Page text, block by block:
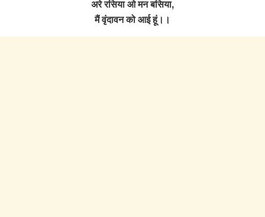
अरे रसिया ओ मन बसिया,
मैं वृंदावन को आई हूं।।